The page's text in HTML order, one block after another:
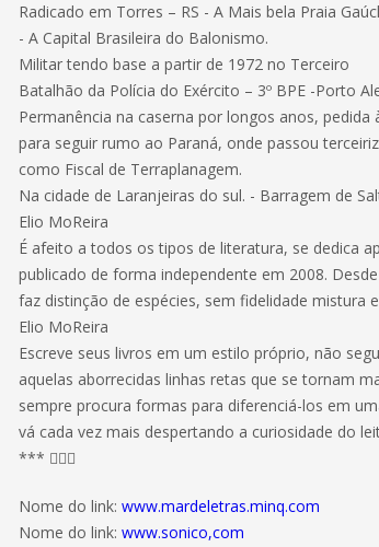
Radicado em Torres – RS - A Mais bela Praia
- A Capital Brasileira do Balonismo.
Militar tendo base a partir de 1972 no Terceiro
Batalhão da Polícia do Exército – 3º BPE -Porto
Permanência na caserna por longos anos, pedida
para seguir rumo ao Paraná, onde passou
como Fiscal de Terraplanagem.
Na cidade de Laranjeiras do sul. - Barragem de
Elio MoReira
É afeito a todos os tipos de literatura, se dedica
publicado de forma independente em 2008.
faz distinção de espécies, sem fidelidade mistura
Elio MoReira
Escreve seus livros em um estilo próprio, não
aquelas aborrecidas linhas retas que se tornam
sempre procura formas para diferenciá-los em
vá cada vez mais despertando a curiosidade do
*** 
Nome do link:www.mardeletras.minq.com
Nome do link:www.sonico,com